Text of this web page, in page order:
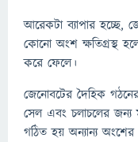
আরেকটা ব্যাপার হচ্ছে,
কোনো অংশ ক্ষতিগ্রস্থ
করে ফেলে।
জেনোবটের দৈহিক
সেল এবং চলাচলের জন্য
গঠিত হয় অন্যান্য